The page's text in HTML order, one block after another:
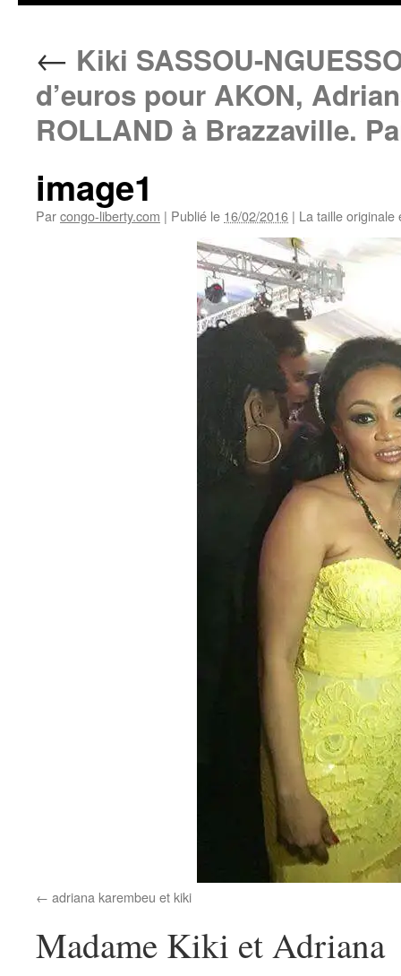
← Kiki SASSOU-
d’euros pour AKON,
ROLLAND à Brazzaville.
image1
Parcongo-liberty.com | Publié le 16/02/2016 | La taille
adriana karembeu et kiki
Madame Kiki et Adriana